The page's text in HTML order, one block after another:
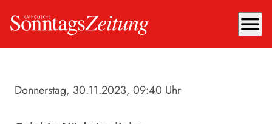
menu
Donnerstag, 30.11.2023, 09:40 Uhr